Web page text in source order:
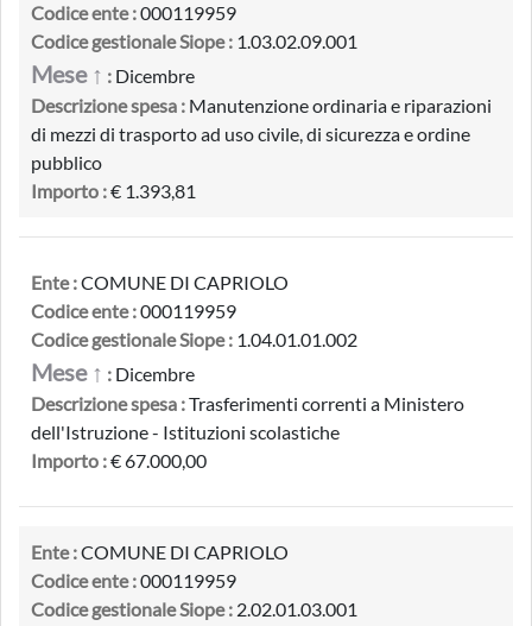
Codice ente :000119959
Codice gestionale Siope : 1.03.02.09.001
Mese ↑ : Dicembre
Descrizione spesa : Manutenzione ordinaria e riparazioni
di mezzi di trasporto ad uso civile, di sicurezza e ordine
pubblico
Importo :€ 1.393,81
Ente :COMUNE DI CAPRIOLO
Codice ente :000119959
Codice gestionale Siope : 1.04.01.01.002
Mese ↑ : Dicembre
Descrizione spesa :Trasferimenti correnti a Ministero
dell'Istruzione - Istituzioni scolastiche
Importo :€ 67.000,00
Ente :COMUNE DI CAPRIOLO
Codice ente :000119959
Codice gestionale Siope : 2.02.01.03.001